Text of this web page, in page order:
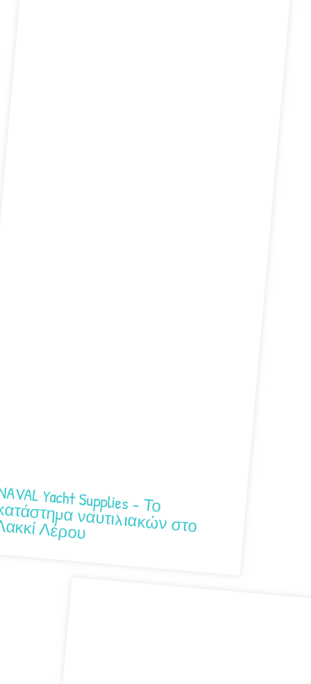
Yacht Supplies – Το
ναυτιλιακών στο Λακκί Λέρου